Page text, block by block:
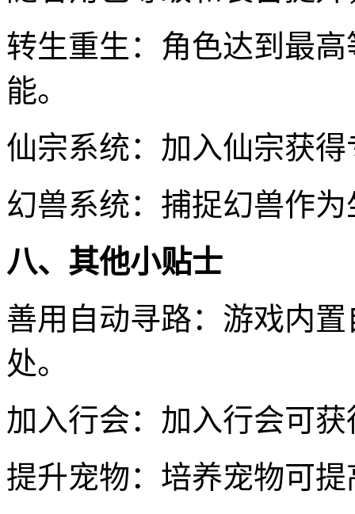
转生重生：角色达到最
能。
仙宗系统：加入仙宗获
幻兽系统：捕捉幻兽作
八、其他小贴士
善用自动寻路：游戏内
处。
加入行会：加入行会可
提升宠物：培养宠物可